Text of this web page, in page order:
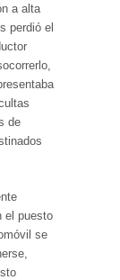
a alta
perdió el
de
el puesto
se